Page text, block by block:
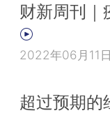
财新周刊｜
2022年06月11日
超过预期的